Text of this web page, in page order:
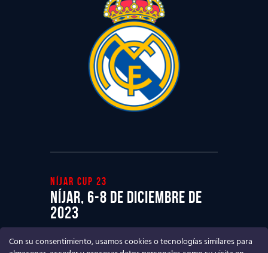
Níjar cup 23
Níjar, 6-8 de diciembre de
2023
Ven a disfrutar del mejor Torneo de
fútbol base
Con su consentimiento, usamos cookies o tecnologías similares para